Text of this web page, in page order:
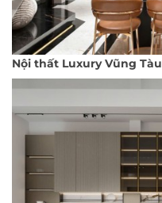
Nội thất Luxury Vũng Tàu